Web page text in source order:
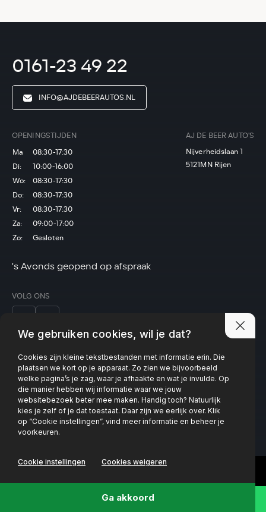
0161-23 49 22
INFO@AJDEBEERAUTOS.NL
OPENINGSTIJDEN
Ma
08:30-17:30
Di:
10:00-16:00
Wo:
08:30-17:30
Do:
08:30-17:30
Vr:
08:30-17:30
Za:
09:00-17:00
Zo:
Gesloten
's Avonds geopend op afspraak
AJ DE BEER AUTO'S
Nijverheidslaan 1
5121MN Rijen
VOLG ONS
Privacy policy
We gebruiken cookies, wil je dat?
Cookies zijn kleine tekstbestanden met informatie erin. Die
plaatsen we kort op je apparaat. Zo zien we bijvoorbeeld
welke pagina’s je zag, waar je afhaakte en wat je invulde. Op
die manier hebben wij informatie waar we jouw
websitebezoek beter mee maken. Handig toch? Natuurlijk
kies je zelf of je dat toestaat. Daar zijn we eerlijk over. Klik
op “Cookie instellingen”, vind meer informatie en beheer je
voorkeuren.
Cookie instellingen Cookies weigeren
Ga akkoord